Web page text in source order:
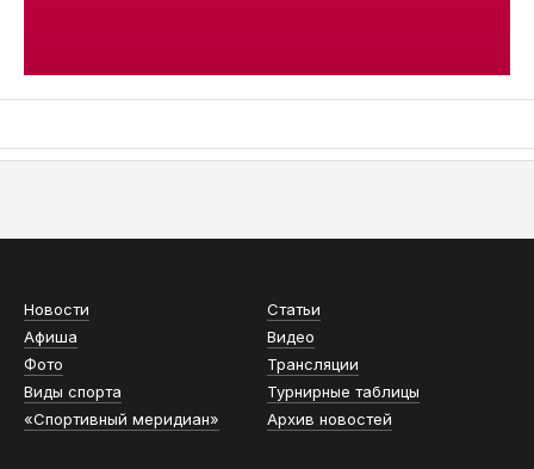
Новости
Статьи
Афиша
Видео
Фото
Трансляции
Виды спорта
Турнирные таблицы
«Спортивный меридиан»
Архив новостей